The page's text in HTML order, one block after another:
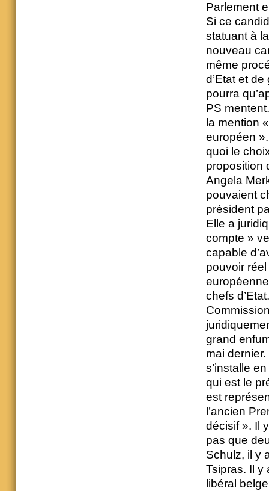
Parlement
Si ce
statuant à
nouveau
même
d’Etat et
pourra
PS
la mention
européen
quoi le
proposition
Angela
pouvaient
président
Elle a
compte »
capable
pouvoir
chefs
grand
mai
s’installe
qui est le
est
l’ancien
décisif ». Il
pas que
Schulz, il y
Tsipras. Il y
libéral